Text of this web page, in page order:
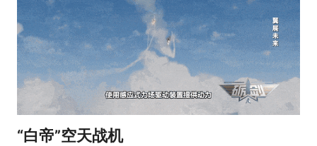
“白帝”空天战机